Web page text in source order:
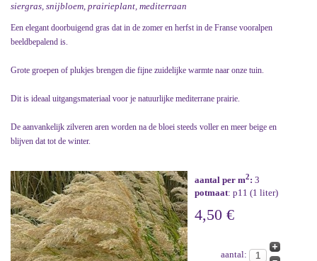
siergras, snijbloem, prairieplant, mediterraan
Een elegant doorbuigend gras dat in de zomer en herfst in de Franse vooralpen
beeldbepalend is.
Grote groepen of plukjes brengen die fijne zuidelijke warmte naar onze tuin.
Dit is ideaal uitgangsmateriaal voor je natuurlijke mediterrane prairie.
De aanvankelijk zilveren aren worden na de bloei steeds voller en meer beige en
blijven dat tot de winter.
aantal per m2: 3
potmaat: p11 (1 liter)
4,50 €
aantal: